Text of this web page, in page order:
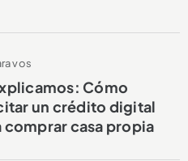
vos
Cómo
un crédito digital
comprar casa propia